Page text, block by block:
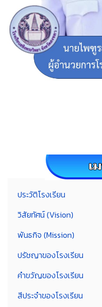
ประวัติโรงเรียน
วิสัยทัศน์ (Vision)
พันธกิจ (Mission)
ปรัชญาของโรงเรียน
คำขวัญของโรงเรียน
สีประจำของโรงเรียน